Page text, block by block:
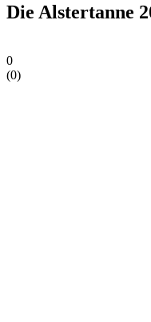
Die Alstertanne
0
(0)